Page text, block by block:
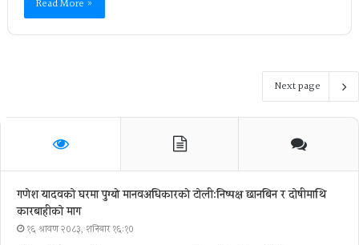
Read More »
Next page
गणेश यादवको घरमा पुग्याे मानवअधिकारकाे टोली:निष्पक्ष छानबिन र दोषीमाथि
कारबाहीको माग
१६ श्रावण २०८३, शनिबार १६:१०